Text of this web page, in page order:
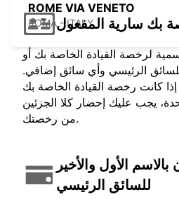
ROME VIA VENETO
ROMA - ITALY
بك سارية المفعول
لرخصة القيادة الخاصة بك أو
الرئيسي وأي سائق إضافي.
كانت رخصة القيادة الخاصة بك
يجب عليك إحضار كلا الجزئين
من رخصتك.
بالاسم الأول والأخير
للسائق الرئيسي